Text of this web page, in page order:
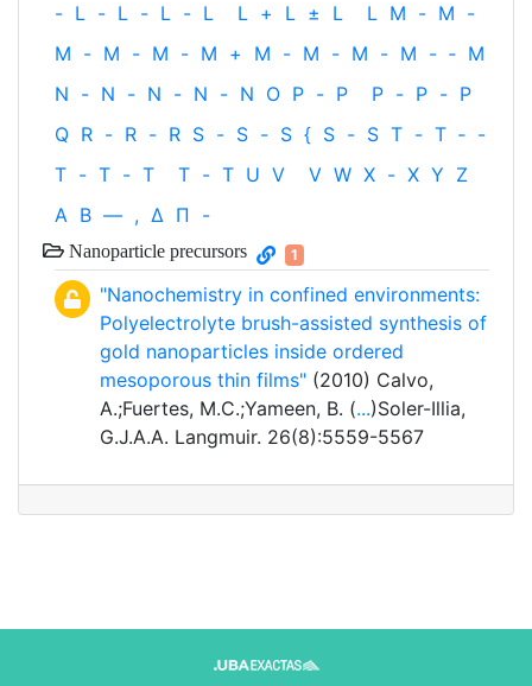
- L - L - L - L L + L ± L L M - M -
M - M - M - M + M - M - M - M - ‐ M
N - N - N - N - N O P - P P - P - P
Q R - R - R S - S - S { S - S T - T ‐ -
T - T - T T - T U V V W X - X Y Z
Α Β — , Δ Π -
Nanoparticle precursors 1
"Nanochemistry in confined environments:
Polyelectrolyte brush-assisted synthesis of
gold nanoparticles inside ordered
mesoporous thin films" (2010) Calvo,
A.;Fuertes, M.C.;Yameen, B. (...)Soler-Illia,
G.J.A.A. Langmuir. 26(8):5559-5567